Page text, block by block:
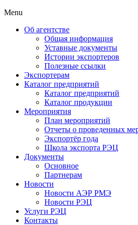
Menu
Об агентстве
Общая информация
Уставные документы
Истории экспортеров
Полезные ссылки
Экспортерам
Каталог предприятий
Каталог предприятий
Каталог продукции
Мероприятия
План мероприятий
Отчеты о проведенных
Экспортёр года
Школа экспорта РЭЦ
Документы
Основное
Партнерам
Новости
Новости АЭР РМЭ
Новости РЭЦ
Услуги РЭЦ
Контакты